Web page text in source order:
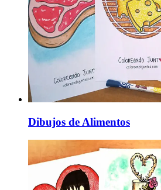
Dibujos de Alimentos